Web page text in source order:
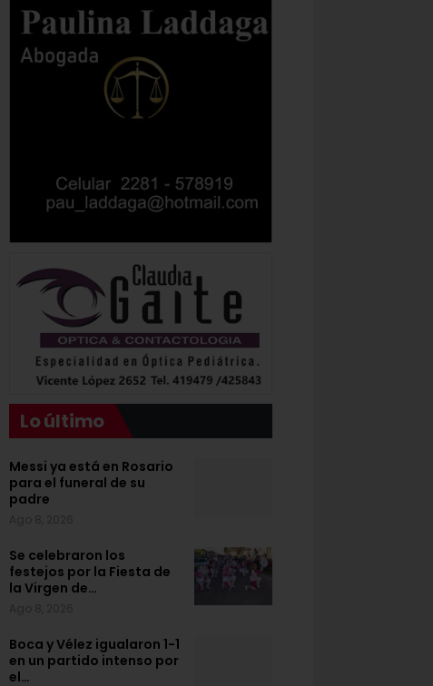
Lo último
Messi ya está en Rosario
para el funeral de su
padre
Se celebraron los
festejos por la Fiesta de
la Virgen de…
Boca y Vélez igualaron 1-1
en un partido intenso por
el…